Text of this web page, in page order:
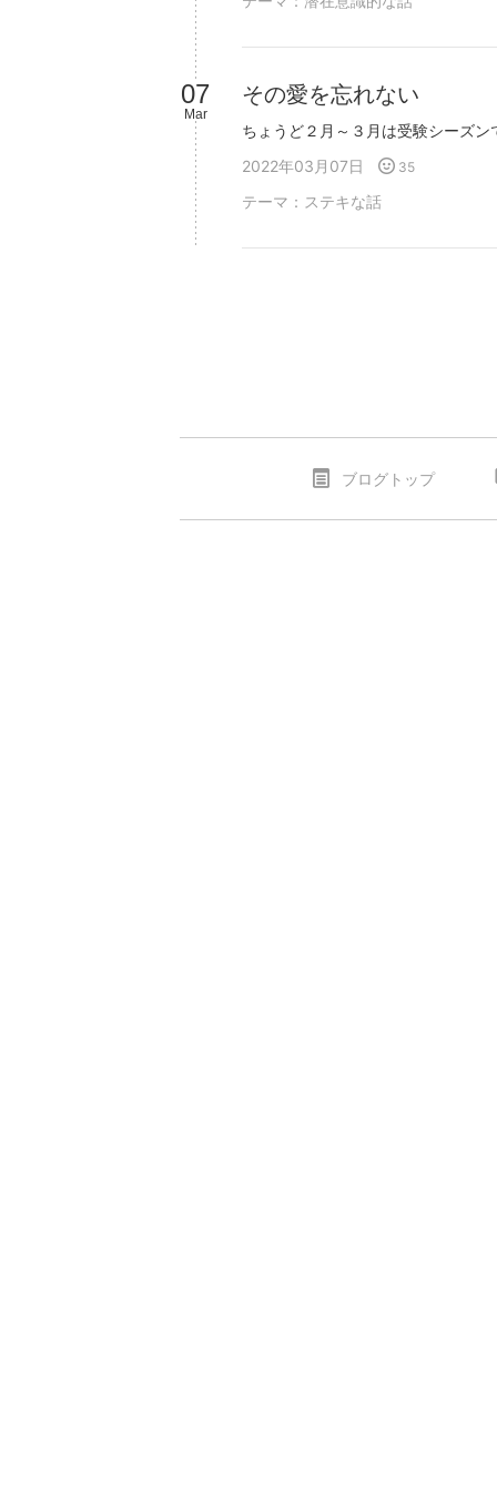
07
Mar
その愛を忘れない
2022年03月07日
35
テーマ： ステキな話
ブログトップ